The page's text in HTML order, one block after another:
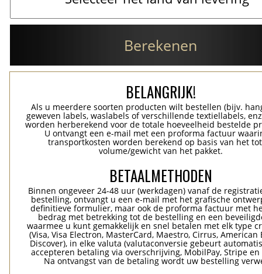
Berekenen
BELANGRIJK!
Als u meerdere soorten producten wilt bestellen (bijv.
geweven labels, waslabels of verschillende textiellabels,
worden herberekend voor de totale hoeveelheid bestelde
U ontvangt een e-mail met een proforma factuur
transportkosten worden berekend op basis van het
volume/gewicht van het pakket.
BETAALMETHODEN
Binnen ongeveer 24-48 uur (werkdagen) vanaf de
bestelling, ontvangt u een e-mail met het grafische
definitieve formulier, maar ook de proforma factuur met
bedrag met betrekking tot de bestelling en een
waarmee u kunt gemakkelijk en snel betalen met elk type
(Visa, Visa Electron, MasterCard, Maestro, Cirrus, American
Discover), in elke valuta (valutaconversie gebeurt
accepteren betaling via overschrijving, MobilPay, Stripe en
Na ontvangst van de betaling wordt uw bestelling